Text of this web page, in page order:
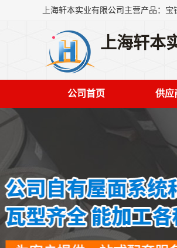
上海轩本
公司首页 供应